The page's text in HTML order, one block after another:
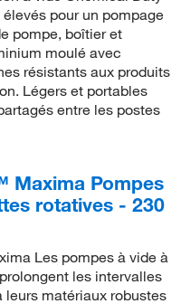
2.2 Torr (avec ballast
torr (avec ballast
pour un pompage
pompe, boîtier et
moulé avec
résistants aux produits
Légers et portables
entre les postes
Maxima Pompes
rotatives - 230
Les pompes à vide à
les intervalles
leurs matériaux robustes